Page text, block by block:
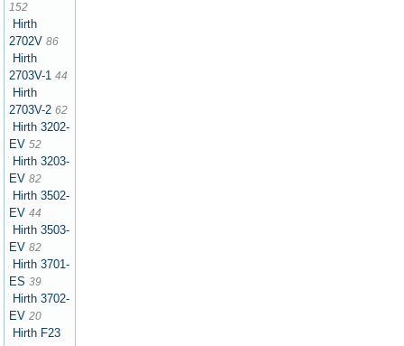
152
Hirth
2702V 86
Hirth
2703V-1 44
Hirth
2703V-2 62
Hirth 3202-
EV 52
Hirth 3203-
EV 82
Hirth 3502-
EV 44
Hirth 3503-
EV 82
Hirth 3701-
ES 39
Hirth 3702-
EV 20
Hirth F23